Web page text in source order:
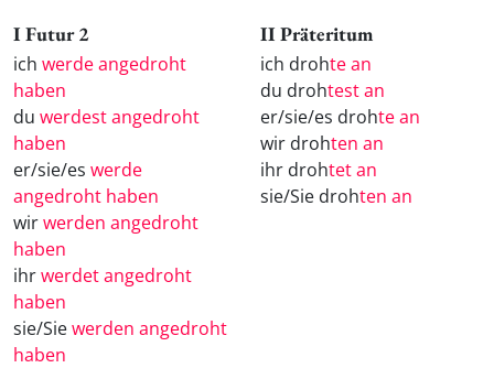
I Futur 2
ich werde angedroht
haben
du werdest angedroht
haben
er/sie/es werde
angedroht haben
wirwerden angedroht
haben
ihrwerdet angedroht
haben
sie/Siewerden angedroht
haben
II Präteritum
ich drohte an
du drohtest an
er/sie/es drohte an
wir drohten an
ihr drohtet an
sie/Sie drohten an